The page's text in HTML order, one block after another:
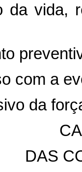
da vida,
com a
da
DAS